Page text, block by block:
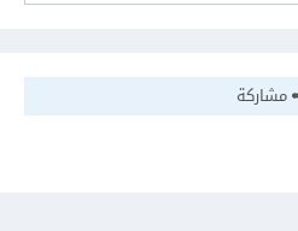
مشاركة